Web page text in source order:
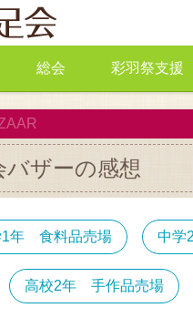
バザーの感想
1年 食料品売場 中学
高校2年 手作品売場
は
画 会員限定
総会
総会
総会承認事項 PDF
彩羽祭支援